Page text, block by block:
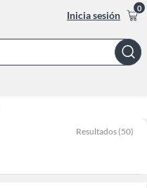
Inicia sesión
0
Bar
Resultados (50)